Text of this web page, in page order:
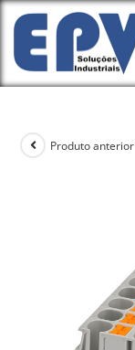
Produto anterior